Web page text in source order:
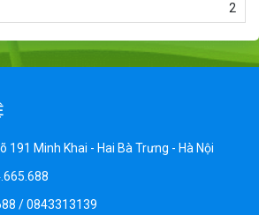
3 bánh đạp trẻ em FE-188
₫
3 bánh trẻ em 968
₫
2
191 Minh Khai - Hai Bà Trưng - Hà Nội
/ 0843313139